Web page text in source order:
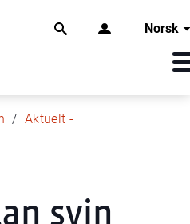
Norsk
Aktuelt -
svin